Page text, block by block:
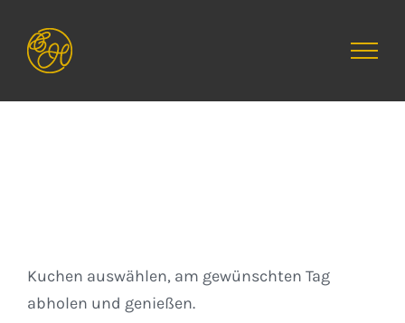
Inhalt
springen
Kuchen auswählen, am gewünschten Tag
abholen und genießen.